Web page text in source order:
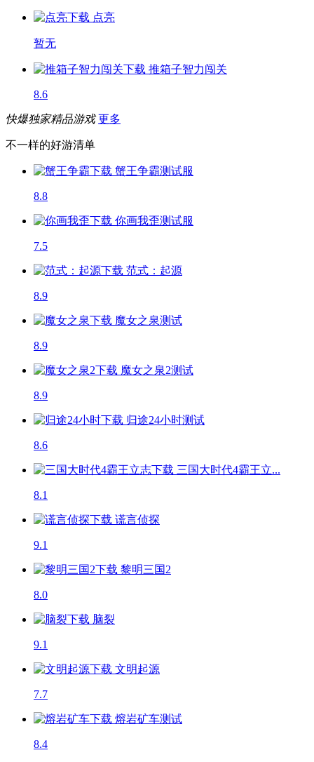
点亮
暂无
推箱子智力闯关
8.6
快爆独家精品游戏 更多
不一样的好游清单
蟹王争霸测试服
8.8
你画我歪测试服
7.5
范式：起源
8.9
魔女之泉测试
8.9
魔女之泉2测试
8.9
归途24小时测试
8.6
三国大时代4霸王立...
8.1
谎言侦探
9.1
黎明三国2
8.0
脑裂
9.1
文明起源
7.7
熔岩矿车测试
8.4